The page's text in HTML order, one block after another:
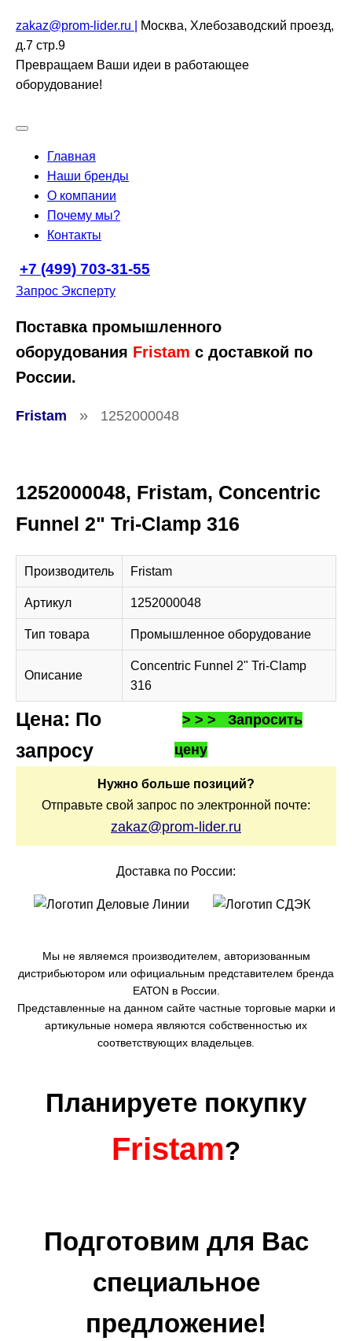
zakaz@prom-lider.ru |
Москва, Хлебозаводский проезд,
д.7 стр.9
Превращаем Ваши идеи в работающее
оборудование!
Главная
Наши бренды
О компании
Почему мы?
Контакты
+7 (499) 703-31-55
Запрос Эксперту
Поставка промышленного
оборудования Fristam с доставкой по
России.
Fristam » 1252000048
1252000048, Fristam, Concentric
Funnel 2" Tri-Clamp 316
Производитель Fristam
Артикул 1252000048
Тип товара Промышленное оборудование
Описание
Concentric Funnel 2" Tri-Clamp
316
Цена: По
запросу
> > > Запросить
цену
Нужно больше позиций?
Отправьте свой запрос по электронной почте:
zakaz@prom-lider.ru
Доставка по России:
Мы не являемся производителем, авторизованным
дистрибьютором или официальным представителем бренда
ЕАТОN в России.
Представленные на данном сайте частные торговые марки и
артикульные номера являются собственностью их
соответствующих владельцев.
Планируете покупку
Fristam?
Подготовим для Вас
специальное
предложение!